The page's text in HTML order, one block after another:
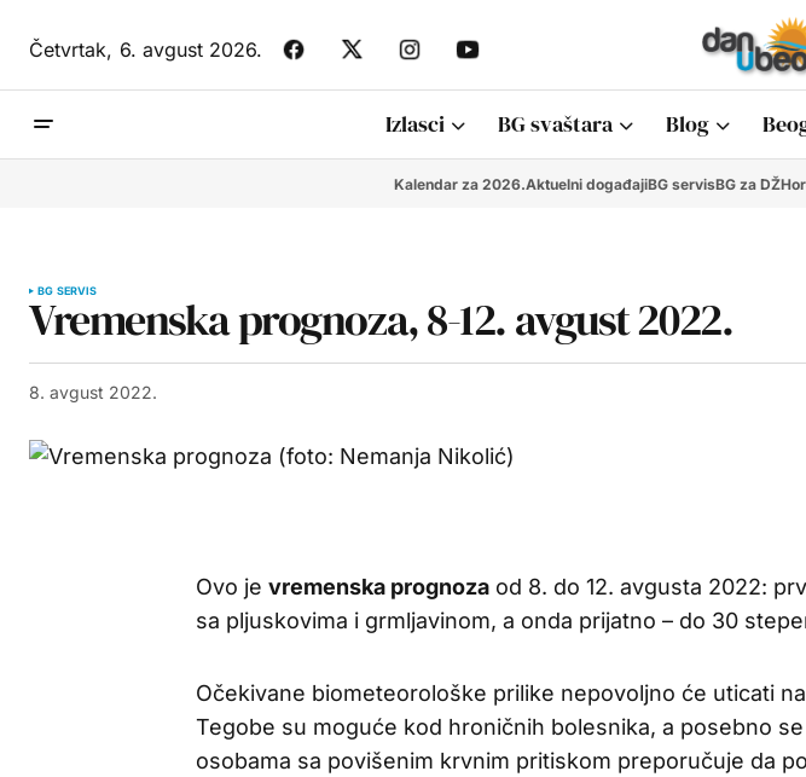
Četvrtak,6. avgust 2026.
Izlasci BG svaštara Blog
Kalendar za 2026.Aktuelni događajiBG servisBG za DŽ
BG SERVIS
Vremenska prognoza, 8-12. avgust 2022.
8. avgust 2022.
Ovo je vremenska prognoza od 8. do 12. avgusta 2022:
sa pljuskovima i grmljavinom, a onda prijatno – do 30
Očekivane biometeorološke prilike nepovoljno će uticati
Tegobe su moguće kod hroničnih bolesnika, a posebno
osobama sa povišenim krvnim pritiskom preporučuje da